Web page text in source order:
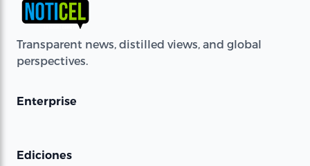
Transparent news, distilled views, and global
perspectives.
Enterprise
Ediciones